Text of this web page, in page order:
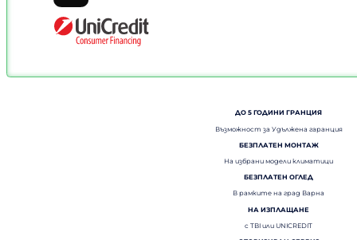
ДО 5 ГОДИНИ ГРАНЦИЯ
Възможност за Удължена гаранция
БЕЗПЛАТЕН МОНТАЖ
На избрани модели климатици
БЕЗПЛАТЕН ОГЛЕД
В рамките на град Варна
НА ИЗПЛАЩАНЕ
с TBI или UNICREDIT